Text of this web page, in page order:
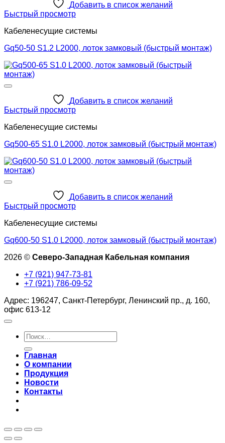
Добавить в список желаний
Быстрый просмотр
Кабеленесущие системы
Gq50-50 S1.2 L2000, лоток замковый (быстрый монтаж)
Добавить в список желаний
Быстрый просмотр
Кабеленесущие системы
Gq500-65 S1.0 L2000, лоток замковый (быстрый монтаж)
Добавить в список желаний
Быстрый просмотр
Кабеленесущие системы
Gq600-50 S1.0 L2000, лоток замковый (быстрый монтаж)
2026 © Северо-Западная Кабельная компания
+7 (921) 947-73-81
+7 (921) 786-09-52
Адрес: 196247, Санкт-Петербург, Ленинский пр., д. 160,
офис 613-12
Искать:
Главная
О компании
Продукция
Новости
Контакты